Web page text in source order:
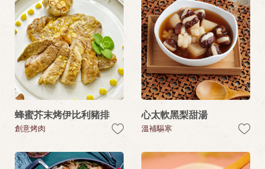
蜂蜜芥末烤伊比利豬排
創意烤肉
心太軟黑梨甜湯
溫補驅寒